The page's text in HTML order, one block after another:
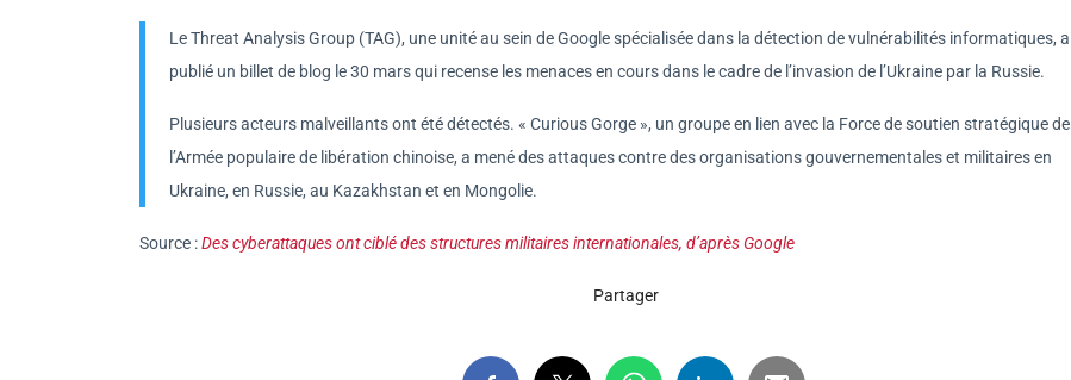
Le Threat Analysis Group (TAG), une unité au sein de Google spécialisée dans la détection de vulnérabilités informatiques, a
publié un billet de blog le 30 mars qui recense les menaces en cours dans le cadre de l’invasion de l’Ukraine par la Russie.
Plusieurs acteurs malveillants ont été détectés. « Curious Gorge », un groupe en lien avec la Force de soutien stratégique de
l’Armée populaire de libération chinoise, a mené des attaques contre des organisations gouvernementales et militaires en
Ukraine, en Russie, au Kazakhstan et en Mongolie.
Source :Des cyberattaques ont ciblé des structures militaires internationales, d’après Google
Partager